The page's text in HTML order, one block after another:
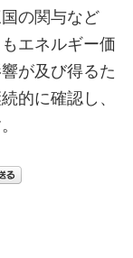
の関与など
エネルギー価
が及び得るた
的に確認し、